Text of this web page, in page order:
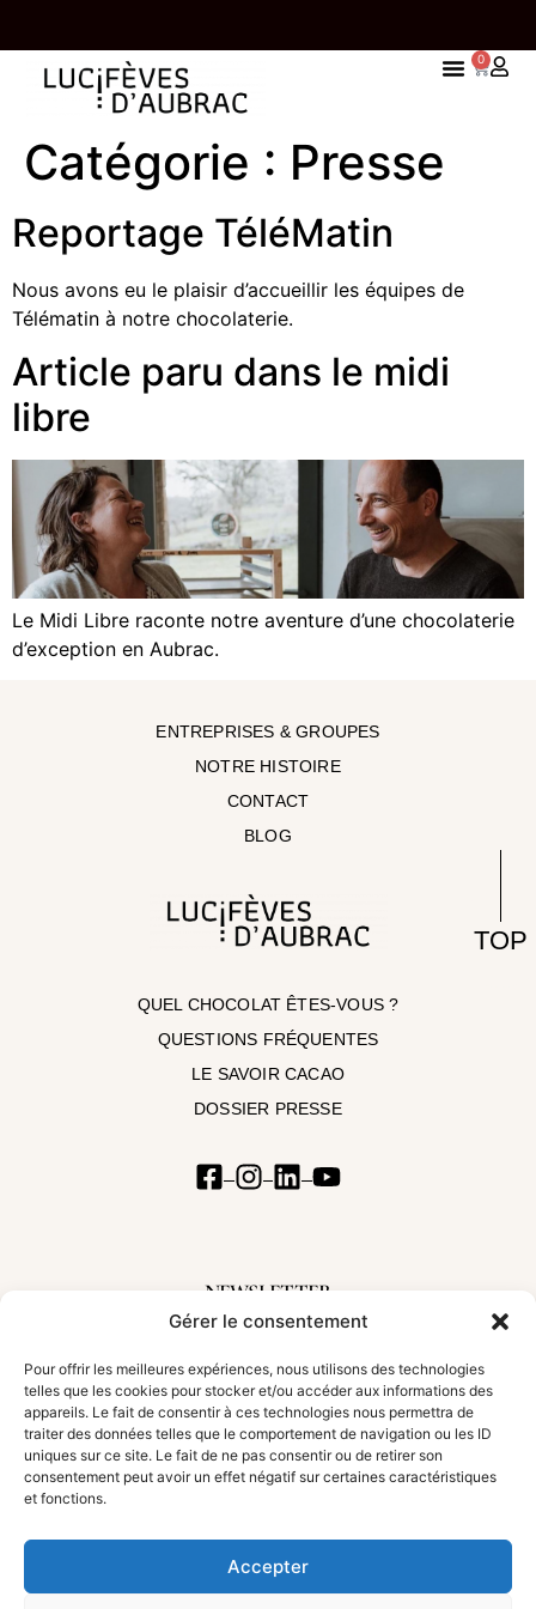
Gérer le consentement
Pour offrir les meilleures expériences, nous utilisons des technologies
telles que les cookies pour stocker et/ou accéder aux informations des
appareils. Le fait de consentir à ces technologies nous permettra de
traiter des données telles que le comportement de navigation ou les ID
uniques sur ce site. Le fait de ne pas consentir ou de retirer son
consentement peut avoir un effet négatif sur certaines caractéristiques
et fonctions.
Accepter
TOP
D’ACHATS
0
Catégorie : Presse
Reportage TéléMatin
Nous avons eu le plaisir d’accueillir les équipes de
Télématin à notre chocolaterie.
Article paru dans le midi
libre
Le Midi Libre raconte notre aventure d’une chocolaterie
d’exception en Aubrac.
ENTREPRISES & GROUPES
NOTRE HISTOIRE
CONTACT
BLOG
QUEL CHOCOLAT ÊTES-VOUS ?
QUESTIONS FRÉQUENTES
LE SAVOIR CACAO
DOSSIER PRESSE
NEWSLETTER
Inscrivez-vous à notre newsletter pour suivre nos aventures et découvrir les
S'incrire !
TOUS DROITS RÉSERVÉS • ©AGENCE COMPLICES
MENTIONS LÉGALES•POLITIQUE DE CONFIDENTIALITÉ•